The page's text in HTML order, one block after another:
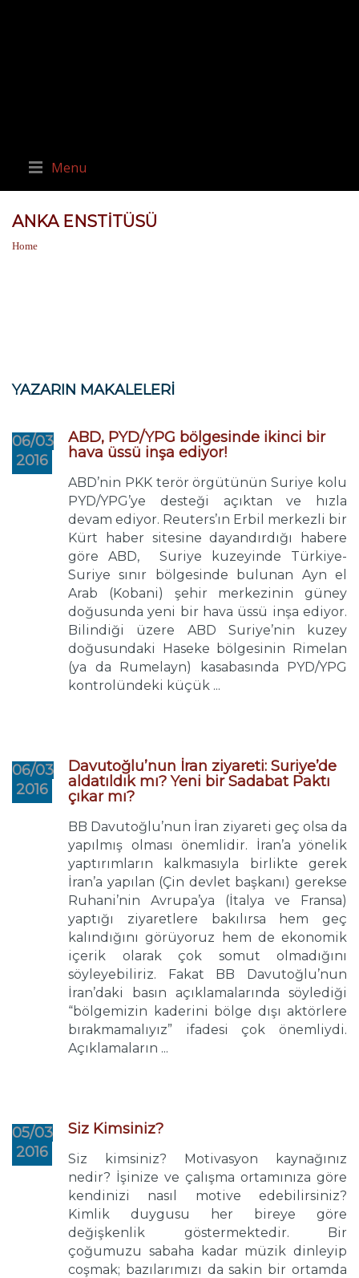
Menu
ANKA ENSTITÜSÜ
Home
YAZARIN MAKALELERİ
06/03
2016
ABD, PYD/YPG bölgesinde ikinci bir
hava üssü inşa ediyor!
ABD’nin PKK terör örgütünün Suriye kolu
PYD/YPG’ye desteği açıktan ve hızla
devam ediyor. Reuters’ın Erbil merkezli bir
Kürt haber sitesine dayandırdığı habere
göre ABD, Suriye kuzeyinde Türkiye-
Suriye sınır bölgesinde bulunan Ayn el
Arab (Kobani) şehir merkezinin güney
doğusunda yeni bir hava üssü inşa ediyor.
Bilindiği üzere ABD Suriye’nin kuzey
doğusundaki Haseke bölgesinin Rimelan
(ya da Rumelayn) kasabasında PYD/YPG
kontrolündeki küçük ...
06/03
2016
Davutoğlu’nun İran ziyareti: Suriye’de
aldatıldık mı? Yeni bir Sadabat Paktı
çıkar mı?
BB Davutoğlu’nun İran ziyareti geç olsa da
yapılmış olması önemlidir. İran’a yönelik
yaptırımların kalkmasıyla birlikte gerek
İran’a yapılan (Çin devlet başkanı) gerekse
Ruhani’nin Avrupa’ya (İtalya ve Fransa)
yaptığı ziyaretlere bakılırsa hem geç
kalındığını görüyoruz hem de ekonomik
içerik olarak çok somut olmadığını
söyleyebiliriz. Fakat BB Davutoğlu’nun
İran’daki basın açıklamalarında söylediği
“bölgemizin kaderini bölge dışı aktörlere
bırakmamalıyız” ifadesi çok önemliydi.
Açıklamaların ...
05/03
2016
Siz Kimsiniz?
Siz kimsiniz? Motivasyon kaynağınız
nedir? İşinize ve çalışma ortamınıza göre
kendinizi nasıl motive edebilirsiniz?
Kimlik duygusu her bireye göre
değişkenlik göstermektedir. Bir
çoğumuzu sabaha kadar müzik dinleyip
coşmak; bazılarımızı da sakin bir ortamda